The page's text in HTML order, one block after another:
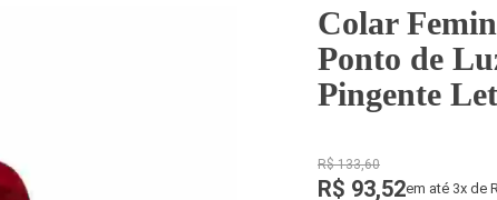
Colar
Ponto de
Pingente
R$ 133,60
R$ 93,52em até 3x de